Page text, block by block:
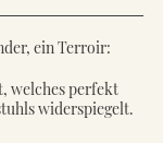
ein Terroir:
welches perfekt
widerspiegelt.